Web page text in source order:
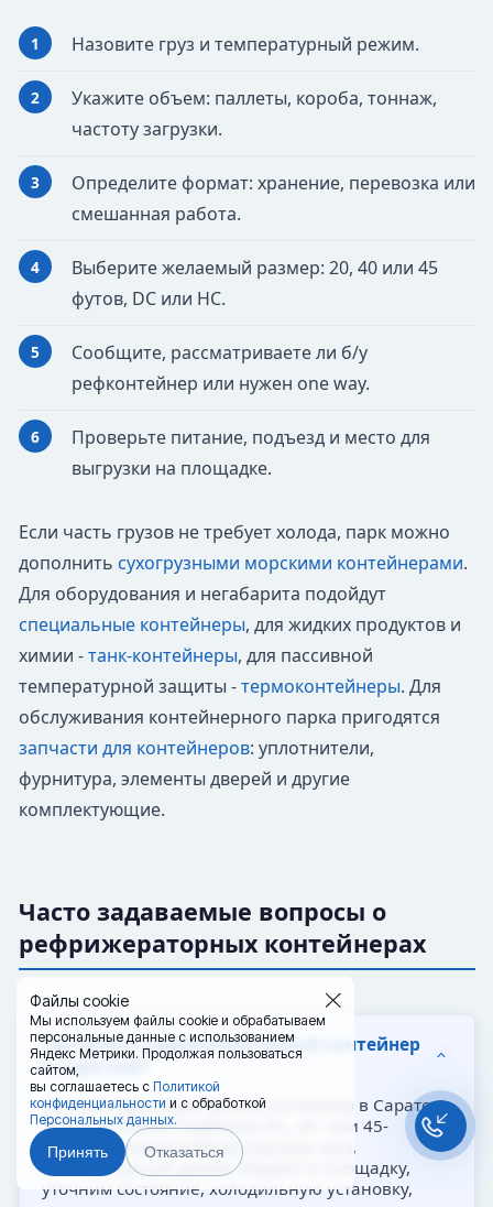
Файлы cookie
Мы используем файлы cookie и обрабатываем
персональные данные с использованием
Яндекс Метрики. Продолжая пользоваться
сайтом,
вы соглашаетесь с Политикой
конфиденциальности и с обработкой
Персональных данных.
Принять Отказаться
Назовите груз и температурный режим.
Укажите объем: паллеты, короба, тоннаж,
частоту загрузки.
Определите формат: хранение, перевозка или
смешанная работа.
Выберите желаемый размер: 20, 40 или 45
футов, DC или HC.
Сообщите, рассматриваете ли б/у
рефконтейнер или нужен one way.
Проверьте питание, подъезд и место для
выгрузки на площадке.
Если часть грузов не требует холода, парк можно
дополнить сухогрузными морскими контейнерами.
Для оборудования и негабарита подойдут
специальные контейнеры, для жидких продуктов и
химии -танк-контейнеры, для пассивной
температурной защиты -термоконтейнеры. Для
обслуживания контейнерного парка пригодятся
запчасти для контейнеров: уплотнители,
фурнитура, элементы дверей и другие
комплектующие.
Часто задаваемые вопросы о
рефрижераторных контейнерах
Где купить рефрижераторный контейнер
в Саратове?
Купить рефрижераторный контейнер в Саратове
можно в 20РЕФ. Подберем 20-, 40- или 45-
футовый рефконтейнер под ваш груз,
температурный режим, бюджет и площадку,
уточним состояние, холодильную установку,